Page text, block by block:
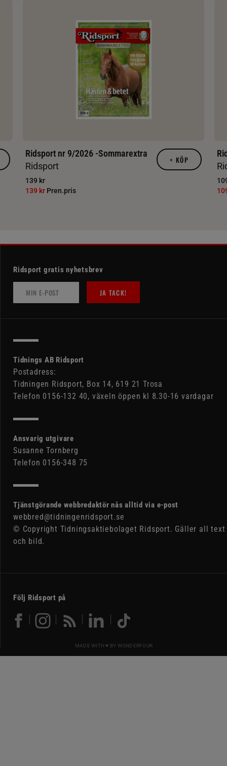
Ridsport nr 9/2026 -Sommarextra
Ridsport
139 kr
139 kr Pren.pris
+ KÖP
Ridsport gratis nyhetsbrev
JA TACK!
Tidnings AB Ridsport
Postadress:
Tidningen Ridsport, Box 14, 619 21 Trosa
Telefon 0156-132 40, växeln öppen kl 8.30-16 vardagar
Ansvarig utgivare
Susanne Tornberg
Telefon 0156-348 75
Tjänstgörande webbredaktör nås alltid via e-post
webbred@tidningenridsport.se
© Copyright Tidningsaktiebolaget Ridsport. Gäller all text
och bild.
Följ Ridsport på
MADE WITH ♥ BY WONDERFOUR